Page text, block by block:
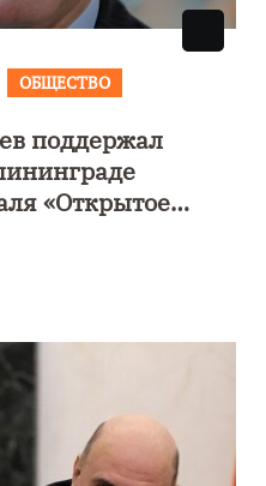
ОБЩЕСТВО
поддержал
«Открытое